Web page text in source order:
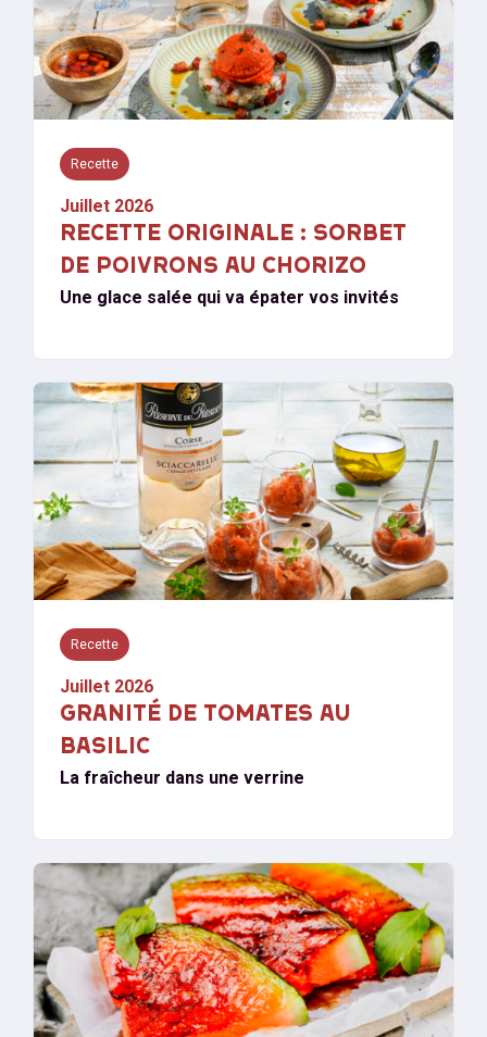
Recette
Juillet 2026
RECETTE ORIGINALE : SORBET
DE POIVRONS AU CHORIZO
Une glace salée qui va épater vos invités
Recette
Juillet 2026
GRANITÉ DE TOMATES AU
BASILIC
La fraîcheur dans une verrine